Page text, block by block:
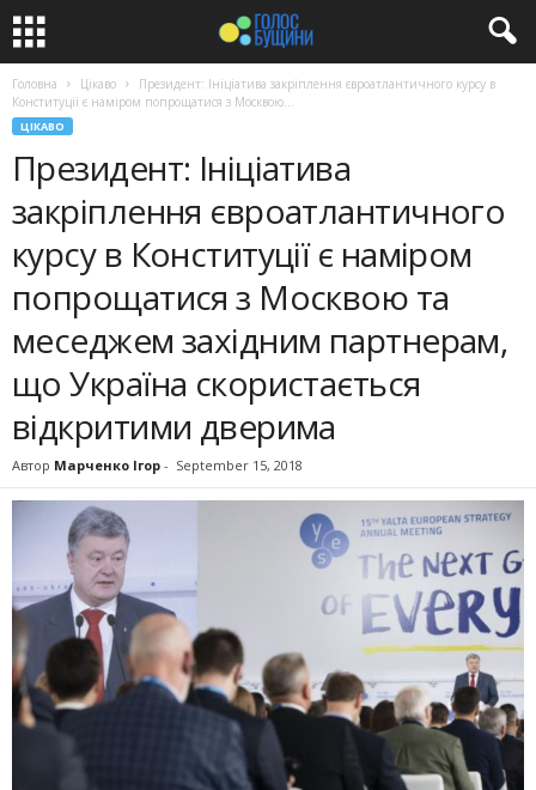
Головна Цікаво
Президент: Ініціатива закріплення євроатлантичного курсу в
Конституції є наміром попрощатися з Москвою...
ЦІКАВО
Президент: Ініціатива
закріплення євроатлантичного
курсу в Конституції є наміром
попрощатися з Москвою та
меседжем західним партнерам,
що Україна скористається
відкритими дверима
Автор Марченко Ігор - September 15, 2018